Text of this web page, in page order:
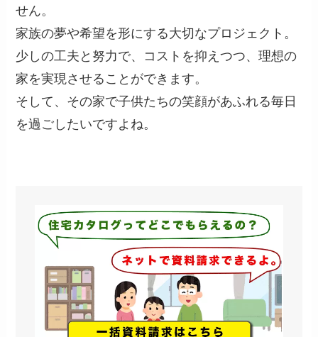
せん。
家族の夢や希望を形にする大切なプロジェクト。
少しの工夫と努力で、コストを抑えつつ、理想の
家を実現させることができます。
そして、その家で子供たちの笑顔があふれる毎日
を過ごしたいですよね。